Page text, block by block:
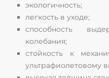
экологичность;
легкость в уходе;
способность
колебания;
стойкость к
ультрафиолетовому